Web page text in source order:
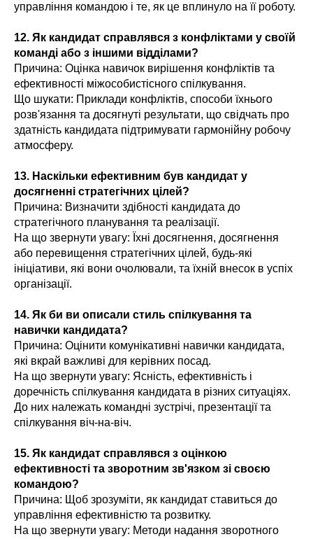
управління командою і те, як це вплинуло на її роботу.
12. Як кандидат справлявся з конфліктами у своїй
команді або з іншими відділами?
Причина: Оцінка навичок вирішення конфліктів та
ефективності міжособистісного спілкування.
Що шукати: Приклади конфліктів, способи їхнього
розв'язання та досягнуті результати, що свідчать про
здатність кандидата підтримувати гармонійну робочу
атмосферу.
13. Наскільки ефективним був кандидат у
досягненні стратегічних цілей?
Причина: Визначити здібності кандидата до
стратегічного планування та реалізації.
На що звернути увагу: Їхні досягнення, досягнення
або перевищення стратегічних цілей, будь-які
ініціативи, які вони очолювали, та їхній внесок в успіх
організації.
14. Як би ви описали стиль спілкування та
навички кандидата?
Причина: Оцінити комунікативні навички кандидата,
які вкрай важливі для керівних посад.
На що звернути увагу: Ясність, ефективність і
доречність спілкування кандидата в різних ситуаціях.
До них належать командні зустрічі, презентації та
спілкування віч-на-віч.
15. Як кандидат справлявся з оцінкою
ефективності та зворотним зв'язком зі своєю
командою?
Причина: Щоб зрозуміти, як кандидат ставиться до
управління ефективністю та розвитку.
На що звернути увагу: Методи надання зворотного